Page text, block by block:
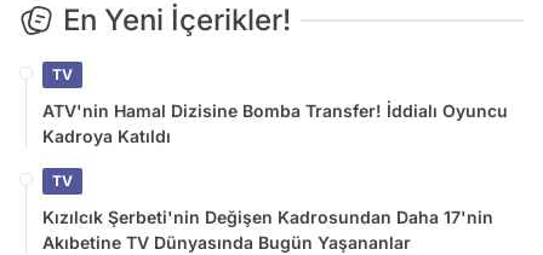
En Yeni İçerikler!
TV
ATV'nin Hamal Dizisine Bomba Transfer! İddialı Oyuncu
Kadroya Katıldı
TV
Kızılcık Şerbeti'nin Değişen Kadrosundan Daha 17'nin
Akıbetine TV Dünyasında Bugün Yaşananlar